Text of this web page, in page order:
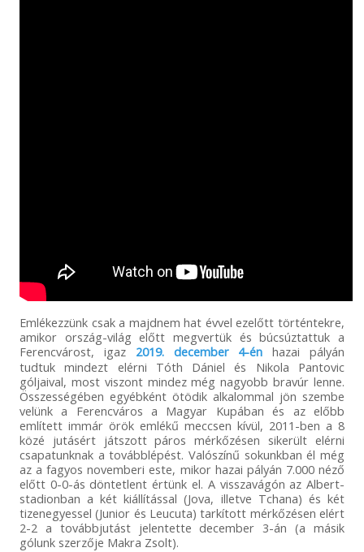
Emlékezzünk csak a majdnem hat évvel ezelőtt történtekre,
amikor ország-világ előtt megvertük és búcsúztattuk a
Ferencvárost, igaz 2019. december 4-én hazai pályán
tudtuk mindezt elérni Tóth Dániel és Nikola Pantovic
góljaival, most viszont mindez még nagyobb bravúr lenne.
Összességében egyébként ötödik alkalommal jön szembe
velünk a Ferencváros a Magyar Kupában és az előbb
említett immár örök emlékű meccsen kívül, 2011-ben a 8
közé jutásért játszott páros mérkőzésen sikerült elérni
csapatunknak a továbblépést. Valószínű sokunkban él még
az a fagyos novemberi este, mikor hazai pályán 7.000 néző
előtt 0-0-ás döntetlent értünk el. A visszavágón az Albert-
stadionban a két kiállítással (Jova, illetve Tchana) és két
tizenegyessel (Junior és Leucuta) tarkított mérkőzésen elért
2-2 a továbbjutást jelentette december 3-án (a másik
gólunk szerzője Makra Zsolt).